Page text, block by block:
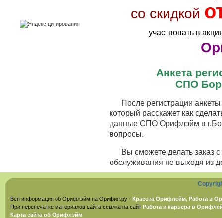
со скидкой
участвовать в
Анкета
СПО
После регистрации
который расскажет как
данные СПО Орифлэйм в
вопросы.
Вы сможете делать заказ
обслуживания не выходя из
Вся информация об Орифлэйм на Орифия.ру - Красота Орифлейм, Работа в
При перепечатке материалов сайта ссылка на сайт Работа и карьера в
Карта сайта об Орифлэйм